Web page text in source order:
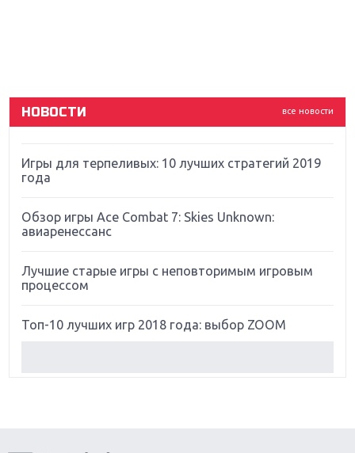
все новости
НОВОСТИ
Far Cry 5: хвалить нельзя ругать
Игры для терпеливых: 10 лучших стратегий 2019
года
Обзор игры Ace Combat 7: Skies Unknown:
авиаренессанс
Лучшие старые игры с неповторимым игровым
процессом
Топ-10 лучших игр 2018 года: выбор ZOOM